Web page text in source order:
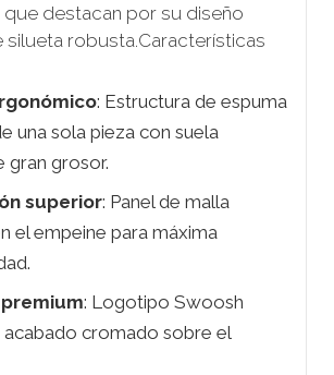
que destacan por su diseño
silueta robusta.Características
: Estructura de espuma
una sola pieza con suela
gran grosor.
superior: Panel de malla
el empeine para máxima
: Logotipo Swoosh
cromado sobre el